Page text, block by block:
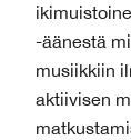
-äänestä
musiikkiin
aktiivisen